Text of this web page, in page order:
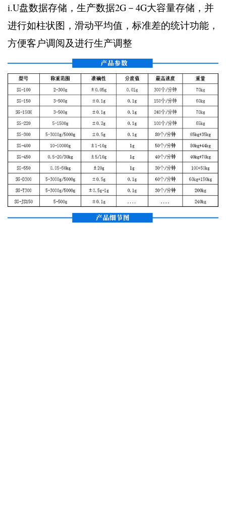
i.U盘数据存储，生产数据2G－4G大容量存储，并
进行如柱状图，滑动平均值，标准差的统计功能，
方便客户调阅及进行生产调整